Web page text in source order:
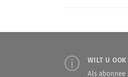
WILT U OOK
Als